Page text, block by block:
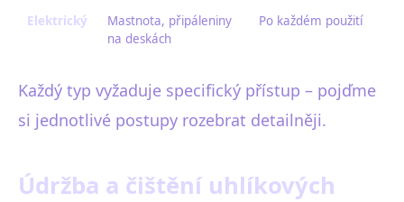
Elektrický
Mastnota, připáleniny
na deskách
Po každém použití
Každý typ vyžaduje specifický přístup – pojďme
si jednotlivé postupy rozebrat detailněji.
Údržba a čištění uhlíkových